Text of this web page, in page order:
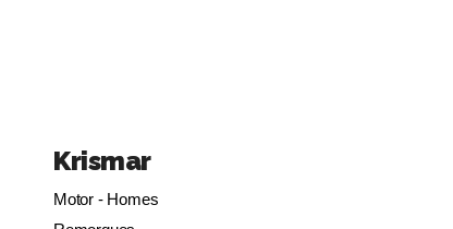
Krismar
Motor - Homes